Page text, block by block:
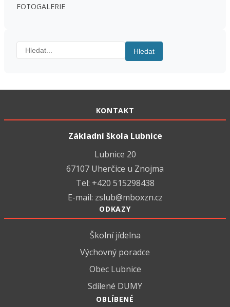
FOTOGALERIE
Hledat: Hledat
KONTAKT
Základní škola Lubnice
Lubnice 20
67107 Uherčice u Znojma
Tel: +420 515298438
E-mail: zslub@mboxzn.cz
ODKAZY
Školní jídelna
Výchovný poradce
Obec Lubnice
Sdílené DUMY
OBLÍBENÉ